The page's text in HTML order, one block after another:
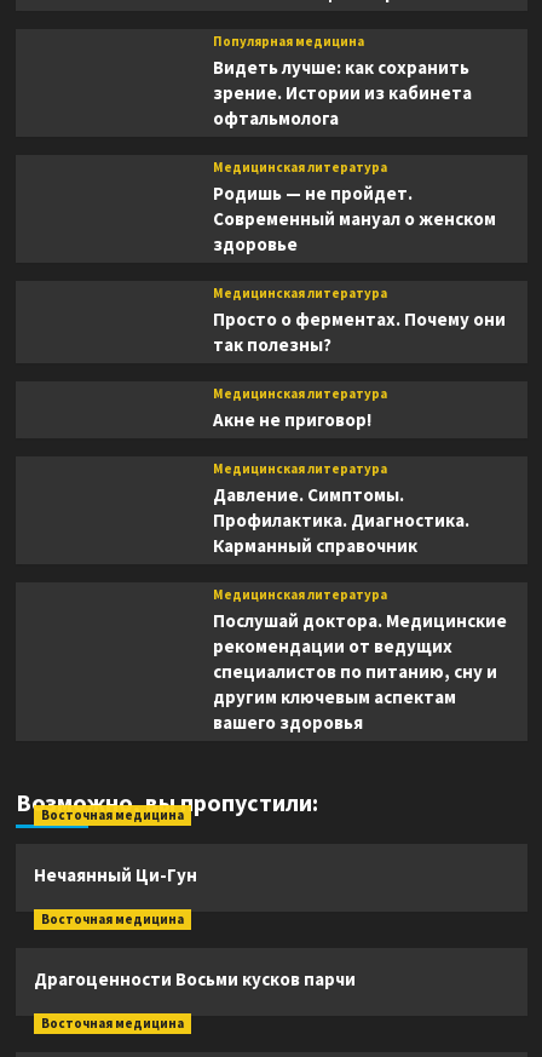
Популярная медицина
Видеть лучше: как сохранить
зрение. Истории из кабинета
офтальмолога
Медицинская литература
Родишь — не пройдет.
Современный мануал о женском
здоровье
Медицинская литература
Просто о ферментах. Почему они
так полезны?
Медицинская литература
Акне не приговор!
Медицинская литература
Давление. Симптомы.
Профилактика. Диагностика.
Карманный справочник
Медицинская литература
Послушай доктора. Медицинские
рекомендации от ведущих
специалистов по питанию, сну и
другим ключевым аспектам
вашего здоровья
Возможно, вы пропустили:
Восточная медицина
Нечаянный Ци-Гун
Восточная медицина
Драгоценности Восьми кусков парчи
Восточная медицина